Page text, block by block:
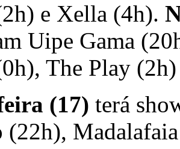
e Xella (4h).
Uipe Gama
The Play
(17) terá